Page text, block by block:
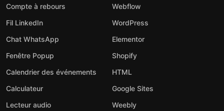
Compte à rebours
Fil LinkedIn
Chat WhatsApp
Fenêtre Popup
Calendrier des événements
Calculateur
Lecteur audio
Webflow
WordPress
Elementor
Shopify
HTML
Google Sites
Weebly